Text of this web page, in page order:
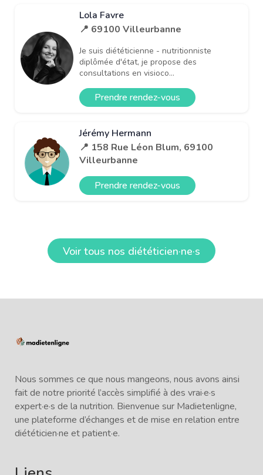
Lola Favre
📍 69100 Villeurbanne
Je suis diététicienne - nutritionniste
diplômée d'état, je propose des
consultations en visioco...
Prendre rendez-vous
Jérémy Hermann
📍 158 Rue Léon Blum, 69100
Villeurbanne
Prendre rendez-vous
Voir tous nos diététicien·ne·s
Nous sommes ce que nous mangeons, nous avons ainsi
fait de notre priorité l’accès simplifié à des vrai·e·s
expert·e·s de la nutrition. Bienvenue sur Madietenligne,
une plateforme d’échanges et de mise en relation entre
diététicien·ne et patient·e.